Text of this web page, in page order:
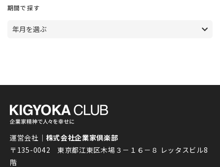
期間で探す
年月を選ぶ
運営会社｜ 株式会社企業家倶楽部
〒135-0042 東京都江東区木場３－１６－８ レッタスビル8
階